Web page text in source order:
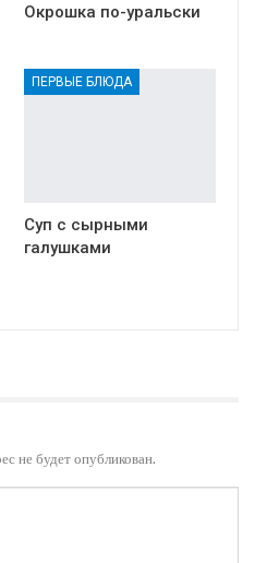
Окрошка по-уральски
ПЕРВЫЕ БЛЮДА
Суп с сырными
галушками
не будет опубликован.